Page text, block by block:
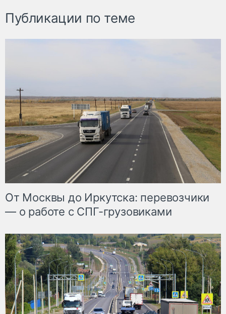
Публикации по теме
От Москвы до Иркутска: перевозчики
— о работе с СПГ-грузовиками